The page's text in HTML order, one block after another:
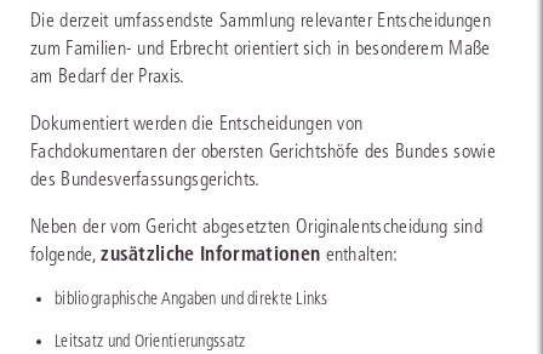
Die derzeit umfassendste Sammlung relevanter Entscheidungen
zum Familien- und Erbrecht orientiert sich in besonderem Maße
am Bedarf der Praxis.
Dokumentiert werden die Entscheidungen von
Fachdokumentaren der obersten Gerichtshöfe des Bundes sowie
des Bundesverfassungsgerichts.
Neben der vom Gericht abgesetzten Originalentscheidung sind
folgende,zusätzliche Informationen enthalten:
bibliographische Angaben und direkte Links
Leitsatz und Orientierungssatz